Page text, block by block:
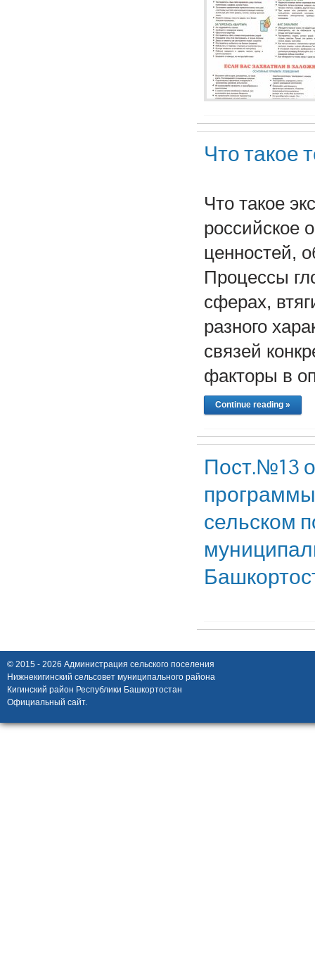
Что такое
Что такое
российское
ценностей,
Процессы
сферах,
разного
связей
факторы в
Continue reading »
Пост.№13
сельском
© 2015 - 2026 Администрация сельского поселения
Нижнекигинский сельсовет муниципального района
Кигинский район Республики Башкортостан
Официальный сайт.